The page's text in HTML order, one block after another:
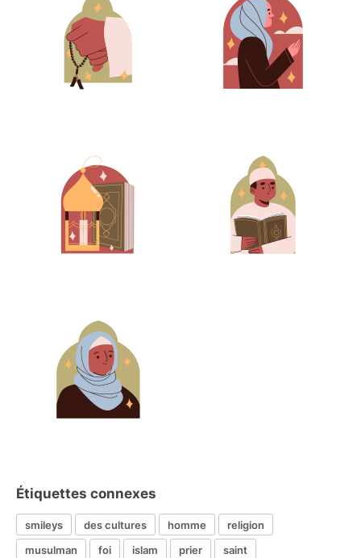
Étiquettes connexes
smileys des cultures homme
religion
musulman
foi islam prier saint